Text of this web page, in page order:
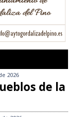
2026
de la